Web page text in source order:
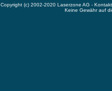
Copyright (c) 2002-2020 Laserzone AG -
Keine Gewähr auf